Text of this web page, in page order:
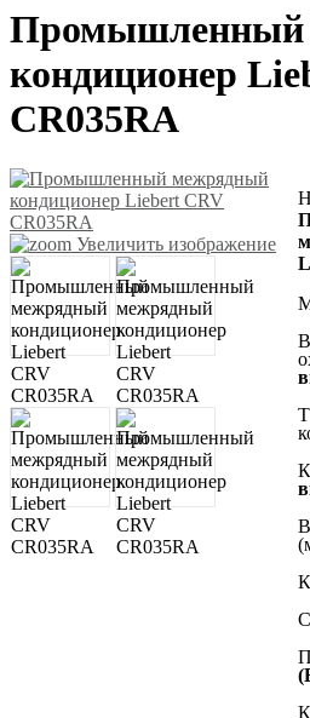
Промышленный
кондиционер
CR035RA
Увеличить изображение